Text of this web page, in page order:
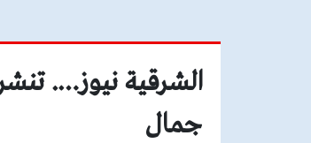
الشرقية نيوز….
جمال